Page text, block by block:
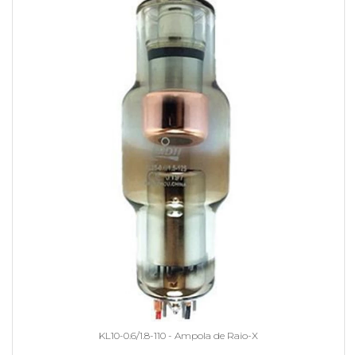
KL10-0.6/1.8-110 - Ampola de Raio-X